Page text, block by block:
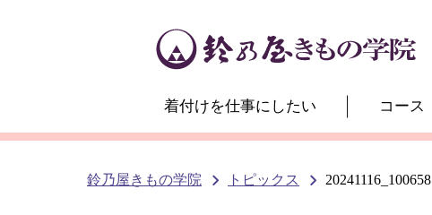
着付けを仕事にしたい コース
鈴乃屋きもの学院 トピックス 20241116_100658